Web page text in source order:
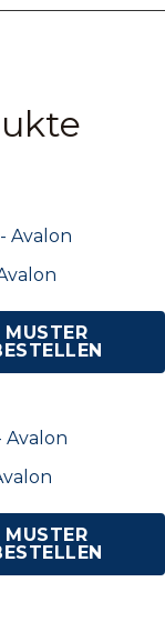
MUSTER
MUSTER